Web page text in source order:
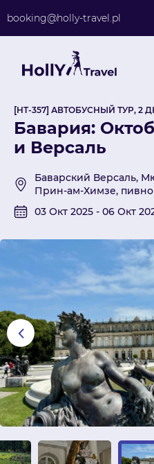
booking@holly-travel.pl
Найти
[HT-357] АВТОБУСНЫЙ ТУР, 2
Бавария:
и Версаль
Баварский Версаль,
Прин-ам-Химзе,
03 Окт 2025 - 06 Окт